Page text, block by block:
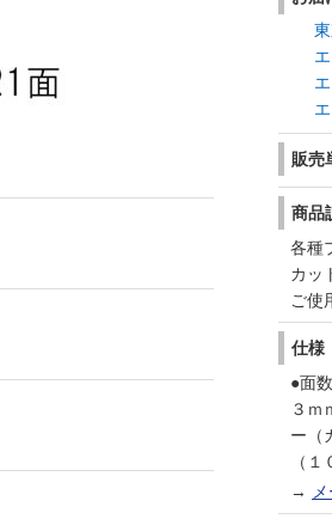
販売
商品
各種
カッ
ご使
仕様
●面
３ｍ
ー（
（
→